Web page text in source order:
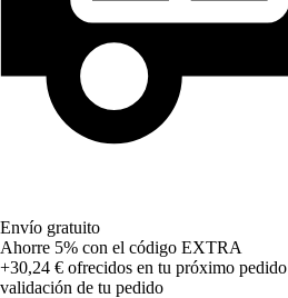
Envío gratuito
Ahorre 5% con el código EXTRA
+30,24 € ofrecidos en tu próximo pedido
validación de tu pedido